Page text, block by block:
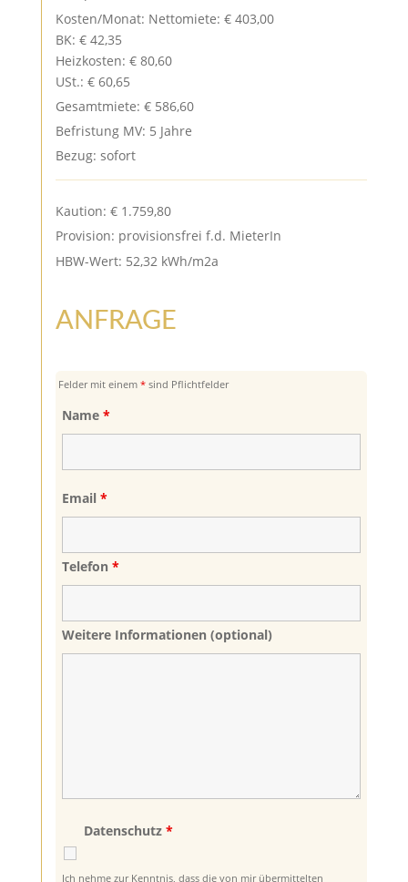
Kosten/Monat: Nettomiete: € 403,00
BK: € 42,35
Heizkosten: € 80,60
USt.: € 60,65
Gesamtmiete: € 586,60
Befristung MV: 5 Jahre
Bezug: sofort
Kaution: € 1.759,80
Provision: provisionsfrei f.d. MieterIn
HBW-Wert: 52,32 kWh/m2a
ANFRAGE
Felder mit einem sind Pflichtfelder